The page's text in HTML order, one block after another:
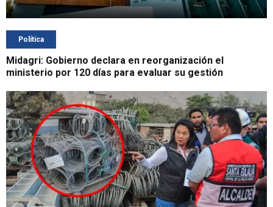
Política
Midagri: Gobierno declara en reorganización el
ministerio por 120 días para evaluar su gestión